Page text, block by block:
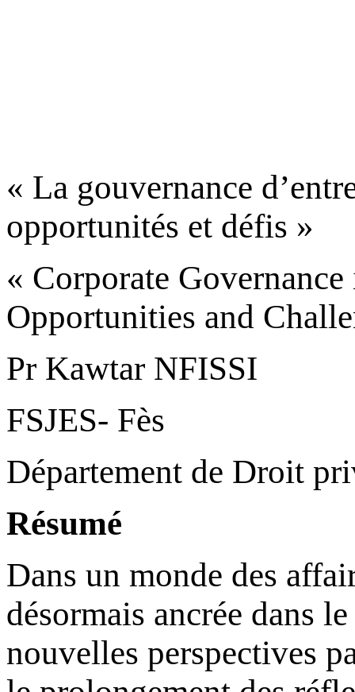
« La gouvernance
opportunités et défis »
« Corporate
Opportunities and
Pr Kawtar NFISSI
FSJES- Fès
Département de Droit
Résumé
Dans un monde des
désormais ancrée dans
nouvelles perspectives